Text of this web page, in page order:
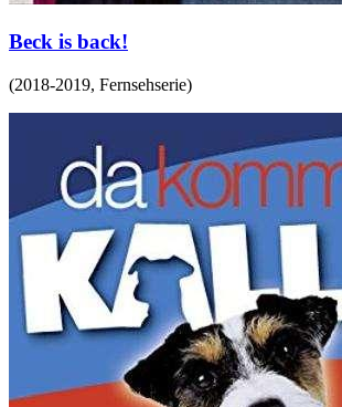
Beck is back!
(2018-2019, Fernsehserie)